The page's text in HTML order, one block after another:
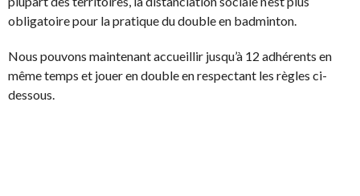
obligatoire pour la pratique du double en badminton.
Nous pouvons maintenant accueillir jusqu’à 12 adhérents en
même temps et jouer en double en respectant les règles ci-
dessous.